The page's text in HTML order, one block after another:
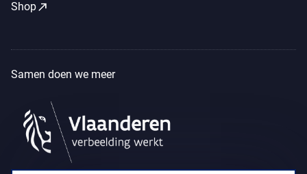
Shopcall_made
Samen doen we meer